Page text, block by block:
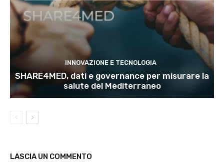
INNOVAZIONE E TECNOLOGIA
SHARE4MED, dati e governance per misurare la
salute del Mediterraneo
LASCIA UN COMMENTO